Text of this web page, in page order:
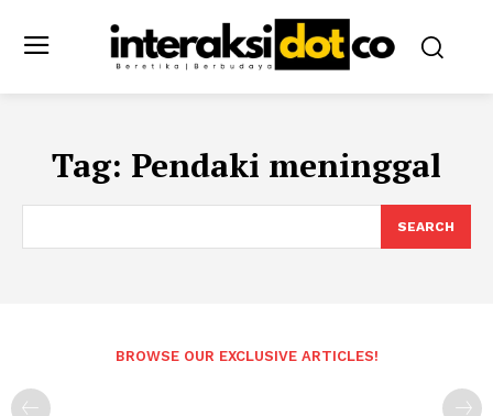
Tag: Pendaki meninggal
SEARCH
BROWSE OUR EXCLUSIVE ARTICLES!